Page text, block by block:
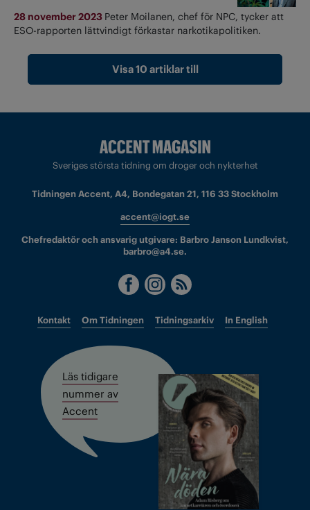
28 november 2023 Peter Moilanen, chef för NPC, tycker att
ESO-rapporten lättvindigt förkastar narkotikapolitiken.
Visa 10 artiklar till
Sveriges största tidning om droger och nykterhet
Tidningen Accent, A4, Bondegatan 21, 116 33 Stockholm
accent@iogt.se
Chefredaktör och ansvarig utgivare: Barbro Janson Lundkvist,
barbro@a4.se.
Kontakt Om Tidningen Tidningsarkiv In English
Läs tidigare
nummer av
Accent